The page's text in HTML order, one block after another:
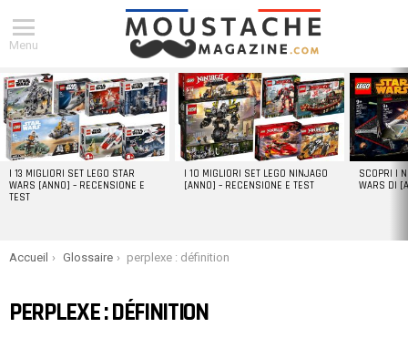
Menu
DERNIERS
ARTICLES
I 13 MIGLIORI SET LEGO STAR
WARS [ANNO] – RECENSIONE E
TEST
I 10 MIGLIORI SET LEGO NINJAGO
[ANNO] – RECENSIONE E TEST
SCOPRI I
WARS DI
You are here:
Accueil Glossaire perplexe : définition
PERPLEXE : DÉFINITION